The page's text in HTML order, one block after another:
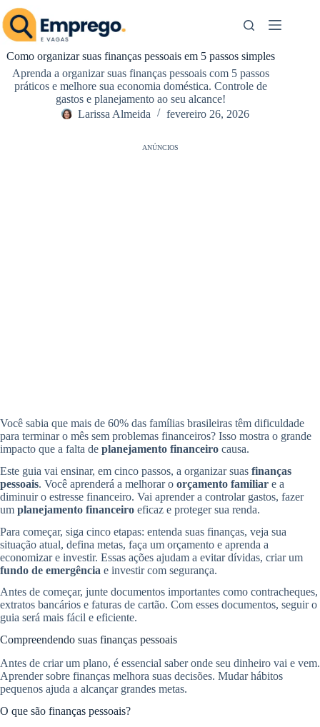
Pular
para
o
conteúdo
Como organizar suas finanças pessoais em 5 passos simples
Aprenda a organizar suas finanças pessoais com 5 passos
práticos e melhore sua economia doméstica. Controle de
gastos e planejamento ao seu alcance!
Larissa Almeida
fevereiro 26, 2026
ANÚNCIOS
Você sabia que mais de 60% das famílias brasileiras têm dificuldade
para terminar o mês sem problemas financeiros? Isso mostra o grande
impacto que a falta de planejamento financeiro causa.
Este guia vai ensinar, em cinco passos, a organizar suas finanças
pessoais. Você aprenderá a melhorar o orçamento familiar e a
diminuir o estresse financeiro. Vai aprender a controlar gastos, fazer
um planejamento financeiro eficaz e proteger sua renda.
Para começar, siga cinco etapas: entenda suas finanças, veja sua
situação atual, defina metas, faça um orçamento e aprenda a
economizar e investir. Essas ações ajudam a evitar dívidas, criar um
fundo de emergência e investir com segurança.
Antes de começar, junte documentos importantes como contracheques,
extratos bancários e faturas de cartão. Com esses documentos, seguir o
guia será mais fácil e eficiente.
Compreendendo suas finanças pessoais
Antes de criar um plano, é essencial saber onde seu dinheiro vai e vem.
Aprender sobre finanças melhora suas decisões. Mudar hábitos
pequenos ajuda a alcançar grandes metas.
O que são finanças pessoais?